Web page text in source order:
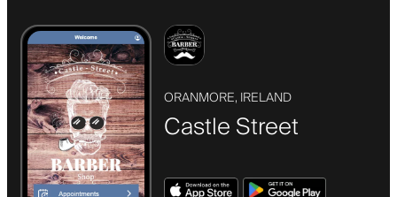
ORANMORE, IRELAND
Castle Street